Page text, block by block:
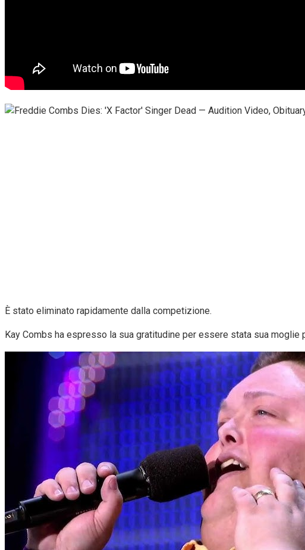
È stato eliminato rapidamente dalla competizione.
Kay Combs ha espresso la sua gratitudine per essere stata sua